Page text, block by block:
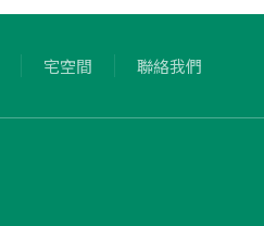
宅空間 聯絡我們